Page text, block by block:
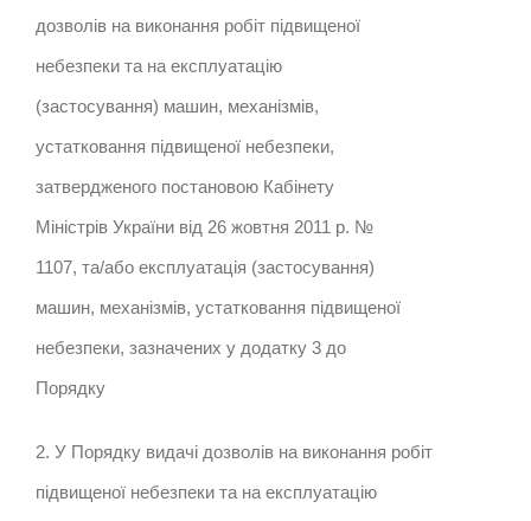
дозволів на виконання робіт підвищеної
небезпеки та на експлуатацію
(застосування) машин, механізмів,
устатковання підвищеної небезпеки,
затвердженого постановою Кабінету
Міністрів України від 26 жовтня 2011 р. №
1107, та/або експлуатація (застосування)
машин, механізмів, устатковання підвищеної
небезпеки, зазначених у додатку 3 до
Порядку
2. У Порядку видачі дозволів на виконання робіт
підвищеної небезпеки та на експлуатацію